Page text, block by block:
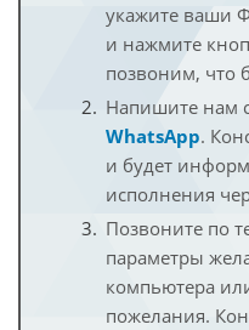
укажите ваши
и нажмите
позвоним, что
Напишите нам
WhatsApp.
и будет
исполнения
Позвоните по
параметры
компьютера
пожелания.